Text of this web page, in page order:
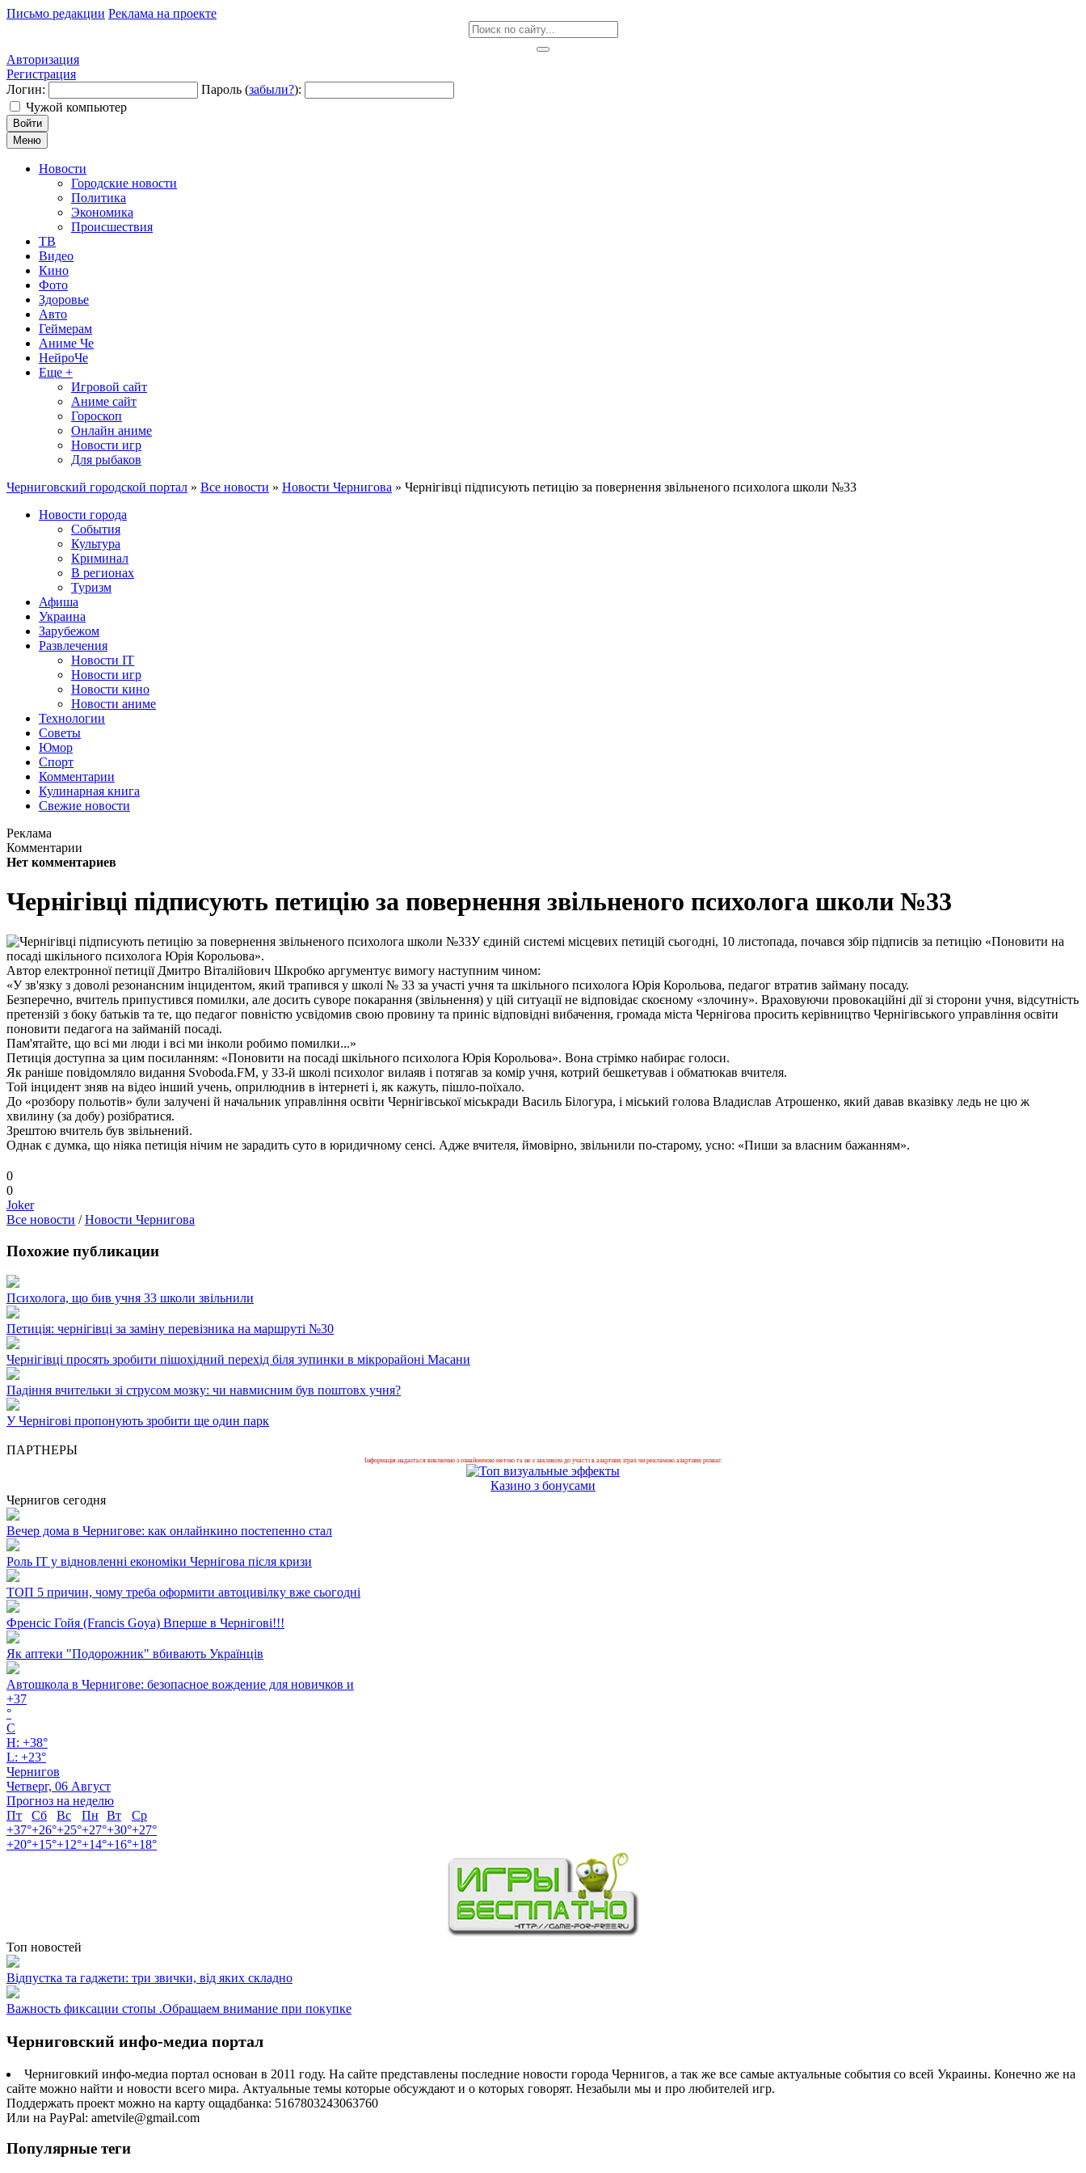
Письмо редакции Реклама на проекте
Авторизация
Регистрация
Логин:
Пароль (забыли?):
Чужой компьютер
Войти
Меню
Новости
Городские новости
Политика
Экономика
Происшествия
ТВ
Видео
Кино
Фото
Здоровье
Авто
Геймерам
Аниме Че
НейроЧе
Еще +
Игровой сайт
Аниме сайт
Гороскоп
Онлайн аниме
Новости игр
Для рыбаков
Черниговский городской портал » Все новости » Новости Чернигова » Чернігівці підписують петицію за повернення звільненого психолога школи №33
Новости города
События
Культура
Криминал
В регионах
Туризм
Афиша
Украина
Зарубежом
Развлечения
Новости IT
Новости игр
Новости кино
Новости аниме
Технологии
Советы
Юмор
Спорт
Комментарии
Кулинарная книга
Свежие новости
Реклама
Комментарии
Нет комментариев
Чернігівці підписують петицію за повернення звільненого психолога школи №33
У єдиній системі місцевих петицій сьогодні, 10 листопада, почався збір підписів за петицію «Поновити на
посаді шкільного психолога Юрія Корольова».
Автор електронної петиції Дмитро Віталійович Шкробко аргументує вимогу наступним чином:
«У зв'язку з доволі резонансним інцидентом, який трапився у школі № 33 за участі учня та шкільного психолога Юрія Корольова, педагог втратив займану посаду.
Безперечно, вчитель припустився помилки, але досить суворе покарання (звільнення) у цій ситуації не відповідає скоєному «злочину». Враховуючи провокаційні дії зі сторони учня, відсутність
претензій з боку батьків та те, що педагог повністю усвідомив свою провину та приніс відповідні вибачення, громада міста Чернігова просить керівництво Чернігівського управління освіти
поновити педагога на займаній посаді.
Пам'ятайте, що всі ми люди і всі ми інколи робимо помилки...»
Петиція доступна за цим посиланням: «Поновити на посаді шкільного психолога Юрія Корольова». Вона стрімко набирає голоси.
Як раніше повідомляло видання Svoboda.FM, у 33-й школі психолог вилаяв і потягав за комір учня, котрий бешкетував і обматюкав вчителя.
Той інцидент зняв на відео інший учень, оприлюднив в інтернеті і, як кажуть, пішло-поїхало.
До «розбору польотів» були залучені й начальник управління освіти Чернігівської міськради Василь Білогура, і міський голова Владислав Атрошенко, який давав вказівку ледь не цю ж
хвилину (за добу) розібратися.
Зрештою вчитель був звільнений.
Однак є думка, що ніяка петиція нічим не зарадить суто в юридичному сенсі. Адже вчителя, ймовірно, звільнили по-старому, усно: «Пиши за власним бажанням».
0
0
Joker
Все новости /Новости Чернигова
Похожие публикации
Психолога, що бив учня 33 школи звільнили
Петиція: чернігівці за заміну перевізника на маршруті №30
Чернігівці просять зробити пішохідний перехід біля зупинки в мікрорайоні Масани
Падіння вчительки зі струсом мозку: чи навмисним був поштовх учня?
У Чернігові пропонують зробити ще один парк
ПАРТНЕРЫ
Інформація надається виключно з ознайомчою метою та не є закликом до участі в азартних іграх чи рекламою азартних розваг.
Казино з бонусами
Чернигов сегодня
Вечер дома в Чернигове: как онлайнкино постепенно стал
Роль ІТ у відновленні економіки Чернігова після кризи
ТОП 5 причин, чому треба оформити автоцивілку вже сьогодні
Френсіс Гойя (Francis Goya) Вперше в Чернігові!!!
Як аптеки "Подорожник" вбивають Українців
Автошкола в Чернигове: безопасное вождение для новичков и
+37
°
C
H: +38°
L: +23°
Чернигов
Четверг, 06 Август
Прогноз на неделю
Пт
Сб Вс Пн Вт
Ср
+37°+26°+25°+27°+30°+27°
+20°+15°+12°+14°+16°+18°
Топ новостей
Відпустка та гаджети: три звички, від яких складно
Важность фиксации стопы .Обращаем внимание при покупке
Черниговский инфо-медиа портал
Черниговкий инфо-медиа портал основан в 2011 году. На сайте представлены последние новости города Чернигов, а так же все самые актуальные события со всей Украины. Конечно же на
сайте можно найти и новости всего мира. Актуальные темы которые обсуждают и о которых говорят. Незабыли мы и про любителей игр.
Поддержать проект можно на карту ощадбанка: 5167803243063760
Или на PayPal: ametvile@gmail.com
Популярные теги